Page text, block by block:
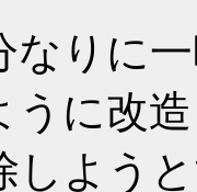
なりに
うに改
しよう